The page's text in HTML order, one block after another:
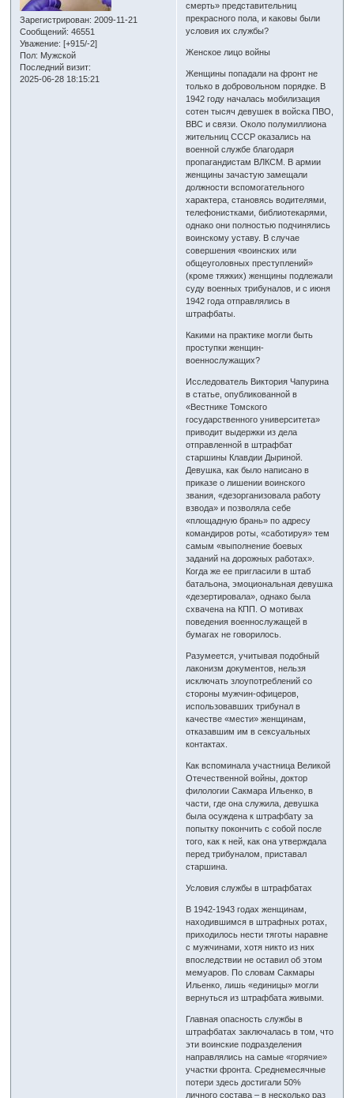
Зарегистрирован: 2009-11-21
Сообщений: 46551
Уважение: [+915/-2]
Пол: Мужской
Последний визит:
2025-06-28 18:15:21
смерть» представительниц
прекрасного пола, и каковы были
условия их службы?
Женское лицо войны
Женщины попадали на фронт не
только в добровольном порядке. В
1942 году началась мобилизация
сотен тысяч девушек в войска ПВО,
ВВС и связи. Около полумиллиона
жительниц СССР оказались на
военной службе благодаря
пропагандистам ВЛКСМ. В армии
женщины зачастую замещали
должности вспомогательного
характера, становясь водителями,
телефонистками, библиотекарями,
однако они полностью подчинялись
воинскому уставу. В случае
совершения «воинских или
общеуголовных преступлений»
(кроме тяжких) женщины подлежали
суду военных трибуналов, и с июня
1942 года отправлялись в
штрафбаты.
Какими на практике могли быть
проступки женщин-
военнослужащих?
Исследователь Виктория Чапурина
в статье, опубликованной в
«Вестнике Томского
государственного университета»
приводит выдержки из дела
отправленной в штрафбат
старшины Клавдии Дыриной.
Девушка, как было написано в
приказе о лишении воинского
звания, «дезорганизовала работу
взвода» и позволяла себе
«площадную брань» по адресу
командиров роты, «саботируя» тем
самым «выполнение боевых
заданий на дорожных работах».
Когда же ее пригласили в штаб
батальона, эмоциональная девушка
«дезертировала», однако была
схвачена на КПП. О мотивах
поведения военнослужащей в
бумагах не говорилось.
Разумеется, учитывая подобный
лаконизм документов, нельзя
исключать злоупотреблений со
стороны мужчин-офицеров,
использовавших трибунал в
качестве «мести» женщинам,
отказавшим им в сексуальных
контактах.
Как вспоминала участница Великой
Отечественной войны, доктор
филологии Сакмара Ильенко, в
части, где она служила, девушка
была осуждена к штрафбату за
попытку покончить с собой после
того, как к ней, как она утверждала
перед трибуналом, приставал
старшина.
Условия службы в штрафбатах
В 1942-1943 годах женщинам,
находившимся в штрафных ротах,
приходилось нести тяготы наравне
с мужчинами, хотя никто из них
впоследствии не оставил об этом
мемуаров. По словам Сакмары
Ильенко, лишь «единицы» могли
вернуться из штрафбата живыми.
Главная опасность службы в
штрафбатах заключалась в том, что
эти воинские подразделения
направлялись на самые «горячие»
участки фронта. Среднемесячные
потери здесь достигали 50%
личного состава – в несколько раз